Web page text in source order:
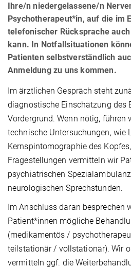
Ihre/n niedergelassene/n
Psychotherapeut*in, auf die im
telefonischer Rücksprache
kann. In Notfallsituationen
Patienten selbstverständlich
Anmeldung zu uns kommen.
Im ärztlichen Gespräch steht
diagnostische Einschätzung des
Vordergrund. Wenn nötig, führen
technische Untersuchungen, wie
Kernspintomographie des
Fragestellungen vermitteln wir
psychiatrischen
neurologischen Sprechstunden.
Im Anschluss daran besprechen
Patient*innen mögliche
(medikamentös /
teilstationär / vollstationär). Wir
vermitteln ggf. die